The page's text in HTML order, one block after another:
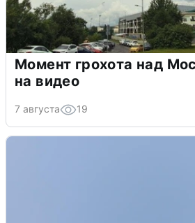
Момент грохота над
на видео
7 августа 19